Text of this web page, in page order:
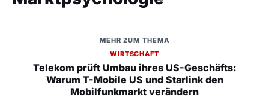
MEHR ZUM THEMA
WIRTSCHAFT
Telekom prüft Umbau ihres US-Geschäfts:
Warum T-Mobile US und Starlink den
Mobilfunkmarkt verändern